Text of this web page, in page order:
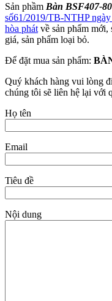
Sản phầm Bàn BSF407-80
số61/2019/TB-NTHP
hòa phát về sản phẩm mới,
giá, sản phẩm loại bỏ.
Để đặt mua sản phẩm:
Quý khách hàng vui lòng
chúng tôi sẽ liên hệ lại với
Họ tên
Email
Tiêu đề
Nội dung